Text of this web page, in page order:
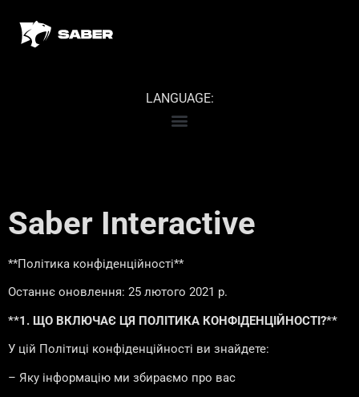
LANGUAGE:
Saber Interactive
**Політика конфіденційності**
Останнє оновлення: 25 лютого 2021 р.
**1. ЩО ВКЛЮЧАЄ ЦЯ ПОЛІТИКА КОНФІДЕНЦІЙНОСТІ?**
У цій Політиці конфіденційності ви знайдете:
– Яку інформацію ми збираємо про вас